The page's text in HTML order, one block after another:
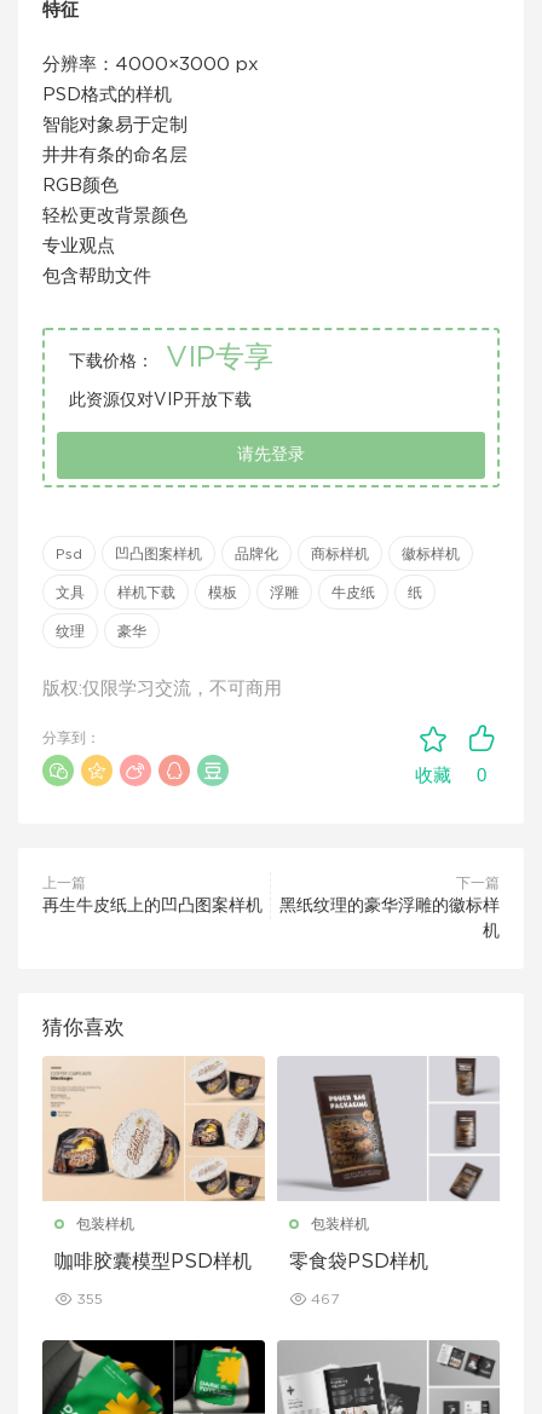
特征
分辨率：4000×3000 px
PSD格式的样机
智能对象易于定制
井井有条的命名层
RGB颜色
轻松更改背景颜色
专业观点
包含帮助文件
下载价格： VIP专享
此资源仅对VIP开放下载
请先登录
Psd 凹凸图案样机 品牌化 商标样机 徽标样机
文具 样机下载 模板 浮雕 牛皮纸 纸
纹理 豪华
版权:仅限学习交流，不可商用
收藏 0
分享到：
上一篇
再生牛皮纸上的凹凸图案样机
下一篇
黑纸纹理的豪华浮雕的徽标样
机
猜你喜欢
包装样机
咖啡胶囊模型PSD样机
355
包装样机
零食袋PSD样机
467